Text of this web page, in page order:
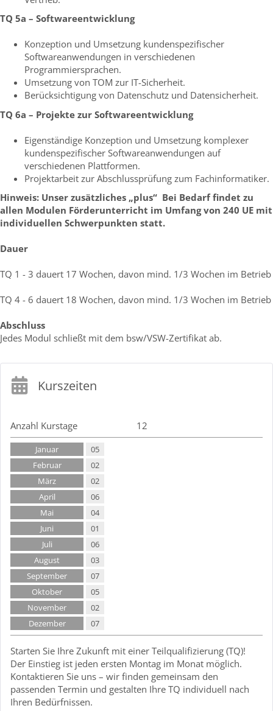
TQ 5a – Softwareentwicklung
Konzeption und Umsetzung kundenspezifischer
Softwareanwendungen in verschiedenen
Programmiersprachen.
Umsetzung von TOM zur IT-Sicherheit.
Berücksichtigung von Datenschutz und Datensicherheit.
TQ 6a – Projekte zur Softwareentwicklung
Eigenständige Konzeption und Umsetzung komplexer
kundenspezifischer Softwareanwendungen auf
verschiedenen Plattformen.
Projektarbeit zur Abschlussprüfung zum Fachinformatiker.
Hinweis: Unser zusätzliches „plus“ Bei Bedarf findet zu
allen Modulen Förderunterricht im Umfang von 240 UE mit
individuellen Schwerpunkten statt.
Dauer
TQ 1 - 3 dauert 17 Wochen, davon mind. 1/3 Wochen im Betrieb
TQ 4 - 6 dauert 18 Wochen, davon mind. 1/3 Wochen im Betrieb
Abschluss
Jedes Modul schließt mit dem bsw/VSW-Zertifikat ab.
Kurszeiten
Anzahl Kurstage 12
Januar
05
Februar
02
März
02
April
06
Mai
04
Juni
01
Juli
06
August
03
September
07
Oktober
05
November
02
Dezember
07
Starten Sie Ihre Zukunft mit einer Teilqualifizierung (TQ)!
Der Einstieg ist jeden ersten Montag im Monat möglich.
Kontaktieren Sie uns – wir finden gemeinsam den
passenden Termin und gestalten Ihre TQ individuell nach
Ihren Bedürfnissen.